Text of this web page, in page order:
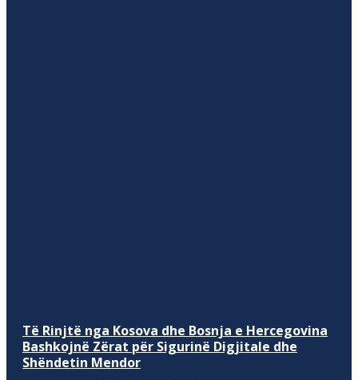
Të Rinjtë nga Kosova dhe Bosnja e Hercegovina
Bashkojnë Zërat për Sigurinë Digjitale dhe
Shëndetin Mendor